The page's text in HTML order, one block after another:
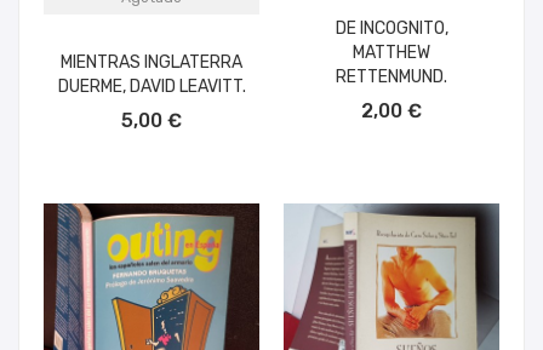
MIENTRAS INGLATERRA
DUERME, DAVID LEAVITT.
5,00 €
DE INCOGNITO,
MATTHEW
RETTENMUND.
2,00 €